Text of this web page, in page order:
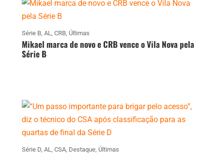
Série B, AL, CRB, Últimas
Mikael marca de novo e CRB vence o Vila Nova pela
Série B
Série D, AL, CSA, Destaque, Últimas